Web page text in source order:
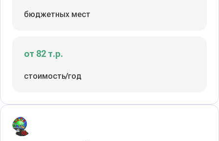
бюджетных мест
от 82 т.р.
стоимость/год